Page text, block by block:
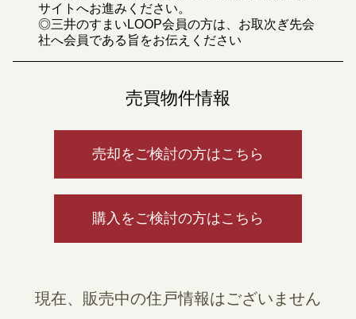
サイトへお進みください。
◎三井のすまいLOOP会員の方は、お取次ぎ先会
社へ会員である旨をお伝えください
売買物件情報
売却をご検討の方はこちら
購入をご検討の方はこちら
現在、販売中の住戸情報はございません